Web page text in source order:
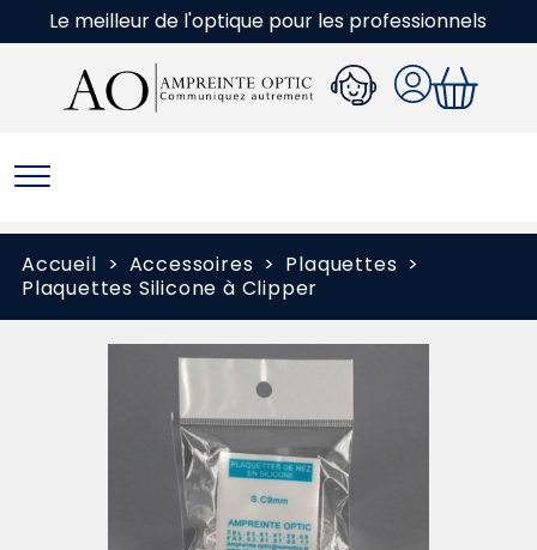
Le meilleur de l'optique pour les professionnels
Accueil Accessoires
Plaquettes
Plaquettes Silicone à Clipper